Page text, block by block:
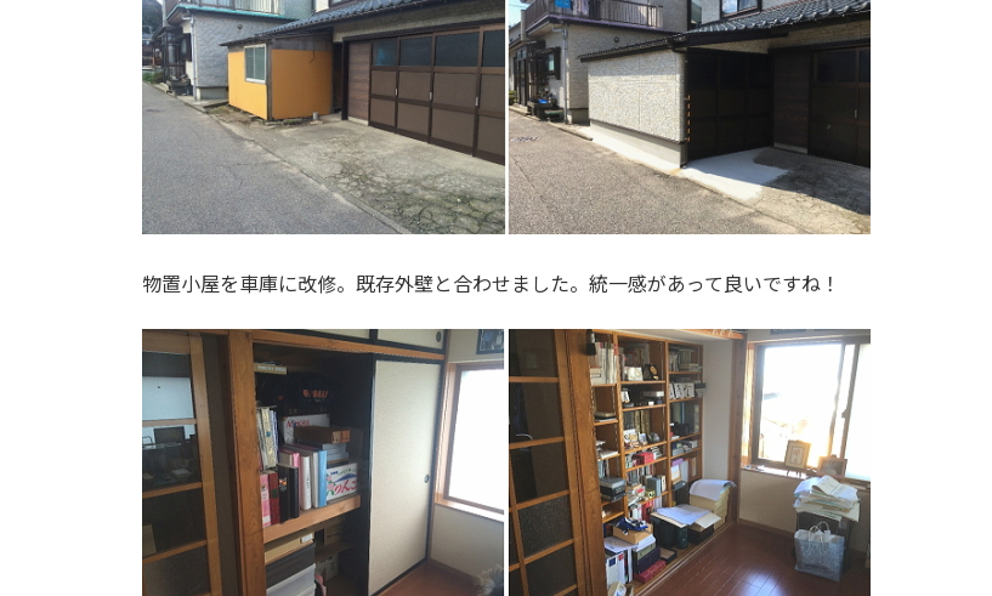
物置小屋を車庫に改修。既存外壁と合わせました。統一感があって良いですね！